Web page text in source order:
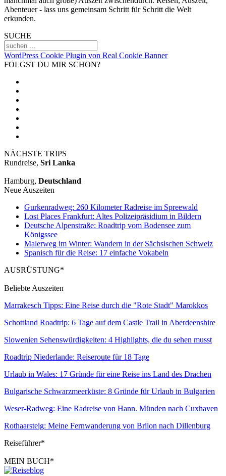
Abenteuer - lass uns gemeinsam Schritt für Schritt die Welt
erkunden.
SUCHE
WordPress Cookie Plugin von Real Cookie Banner
FOLGST DU MIR SCHON?
NÄCHSTE TRIPS
Rundreise, Sri Lanka
Hamburg, Deutschland
Neue Auszeiten
Gurkenradweg: 260 Kilometer Radreise im Spreewald
Lost Places Frankfurt: Altes Polizeipräsidium in Bildern
Deutsche Alpenstraße: Roadtrip vom Bodensee zum
Königssee
Malerweg im Winter: Wandern in der Sächsischen Schweiz
Spanisch für die Reise: 17 einfache Vokabeln
AUSRÜSTUNG*
Beliebte Auszeiten
Marrakesch Tipps: Eine Reise durch die "Rote Stadt" Marokkos
Schottland Roadtrip: 6 Tage auf dem Castle Trail in Aberdeenshire
Slowenien Sehenswürdigkeiten: 4 Highlights, die du sehen musst
Roadtrip Niederlande: Reiseroute für 18 Tage
Urlaub in Wales: 17 Gründe für eine Reise ins Land des Drachen
Bulgarische Schwarzmeerküste: 8 Gründe für Urlaub in Bulgarien
Weser-Radweg: Eine Radreise von Hann. Münden nach Cuxhaven
Rothaarsteig: Meine Fernwanderung von Brilon nach Dillenburg
Reiseführer*
MEIN BUCH*